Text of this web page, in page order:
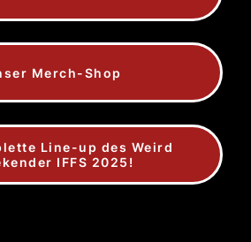
Merch-Shop
Line-up des Weird
IFFS 2025!